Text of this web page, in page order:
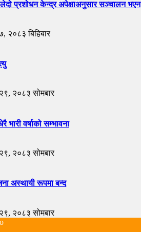
प्रशोधन केन्द्र अपेक्षाअनुसार सञ्चालन भएन
२०८३ बिहिबार
२०८३ सोमबार
भारी वर्षाको सम्भावना
२०८३ सोमबार
अस्थायी रूपमा बन्द
२०८३ सोमबार